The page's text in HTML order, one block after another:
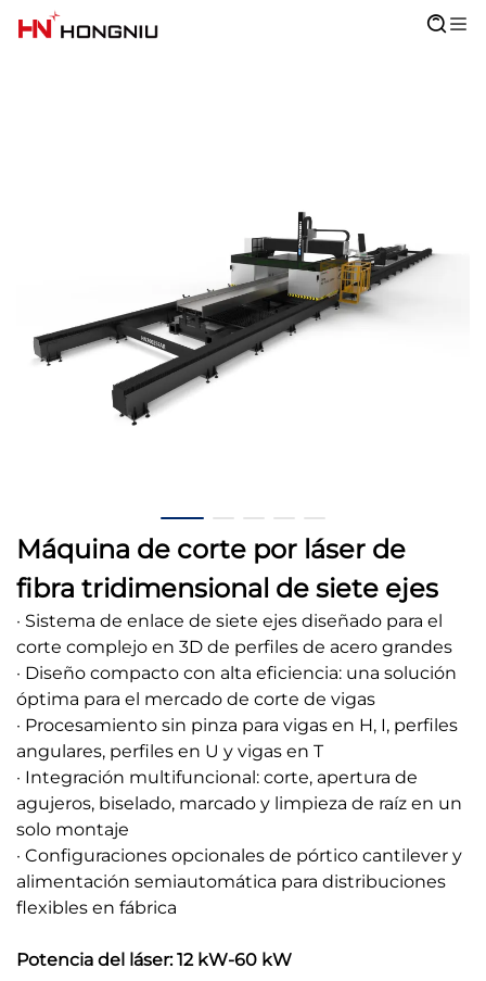
Máquina de corte por láser de
fibra tridimensional de siete ejes
· Sistema de enlace de siete ejes diseñado para el
corte complejo en 3D de perfiles de acero grandes
· Diseño compacto con alta eficiencia: una solución
óptima para el mercado de corte de vigas
· Procesamiento sin pinza para vigas en H, I, perfiles
angulares, perfiles en U y vigas en T
· Integración multifuncional: corte, apertura de
agujeros, biselado, marcado y limpieza de raíz en un
solo montaje
· Configuraciones opcionales de pórtico cantilever y
alimentación semiautomática para distribuciones
flexibles en fábrica
Potencia del láser: 12 kW-60 kW